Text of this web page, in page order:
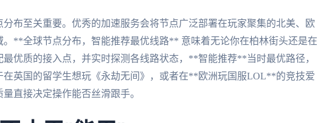
布至关重要。优秀的加速服务会将节点广泛部署在玩家聚集的北美、欧
。**全球节点分布，智能推荐最优线路** 意味着无论你在柏林街头还是在
优质的接入点，并实时探测各线路状态，**智能推荐**当时最优路径，
在英国的留学生想玩《永劫无间》，或者在**欧洲玩国服LOL**的竞技爱
直接决定操作能否丝滑跟手。